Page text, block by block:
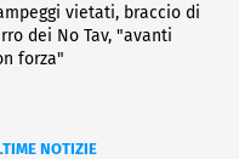
vietati, braccio di
dei No Tav, "avanti
forza"
NOTIZIE